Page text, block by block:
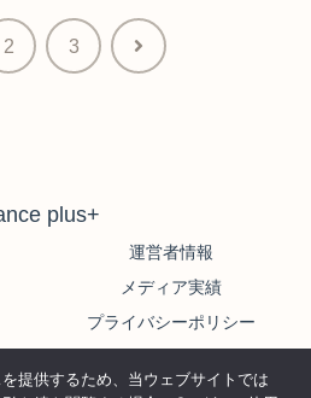
2 3 次
plus+
運営者情報
メディア実績
プライバシーポリシー
提供するため、当ウェブサイトでは